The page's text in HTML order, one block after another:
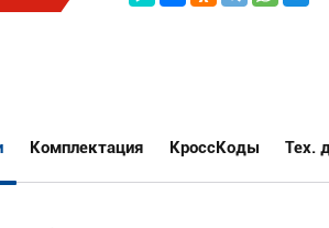
Комплектация КроссКоды Тех.